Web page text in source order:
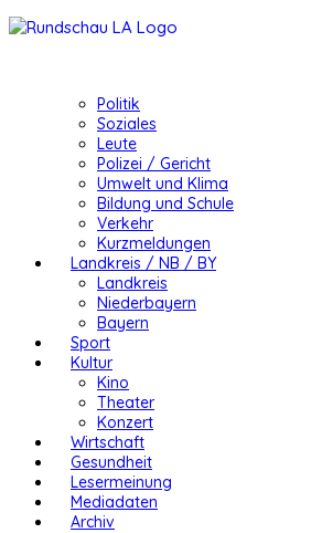
Politik
Soziales
Leute
Polizei / Gericht
Umwelt und Klima
Bildung und Schule
Verkehr
Kurzmeldungen
Landkreis / NB / BY
Landkreis
Niederbayern
Bayern
Sport
Kultur
Kino
Theater
Konzert
Wirtschaft
Gesundheit
Lesermeinung
Mediadaten
Archiv